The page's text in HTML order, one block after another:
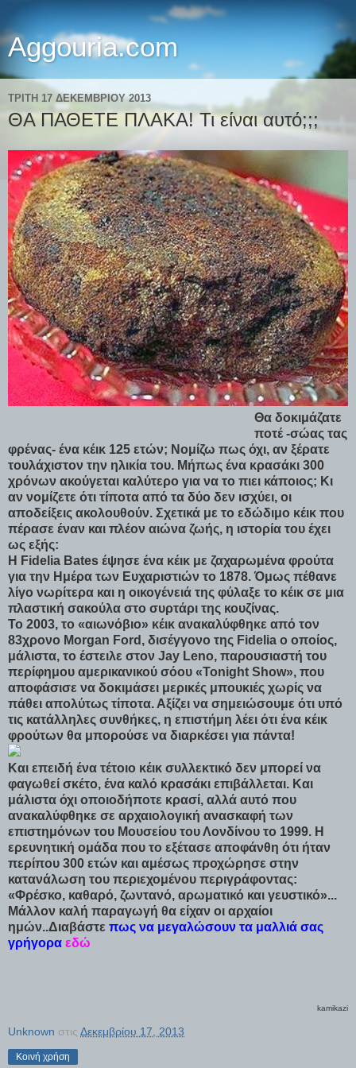
Aggouria.com
ΤΡΊΤΗ 17 ΔΕΚΕΜΒΡΊΟΥ 2013
ΘΑ ΠΑΘΕΤΕ ΠΛΑΚΑ! Τι είναι αυτό;;;
Θα δοκιμάζατε
ποτέ -σώας τας
φρένας- ένα κέικ 125 ετών; Νομίζω πως όχι, αν ξέρατε
τουλάχιστον την ηλικία του. Μήπως ένα κρασάκι 300
χρόνων ακούγεται καλύτερο για να το πιει κάποιος; Κι
αν νομίζετε ότι τίποτα από τα δύο δεν ισχύει, οι
αποδείξεις ακολουθούν. Σχετικά με το εδώδιμο κέικ που
πέρασε έναν και πλέον αιώνα ζωής, η ιστορία του έχει
ως εξής:
Η Fidelia Bates έψησε ένα κέικ με ζαχαρωμένα φρούτα
για την Ημέρα των Ευχαριστιών το 1878. Όμως πέθανε
λίγο νωρίτερα και η οικογένειά της φύλαξε το κέικ σε μια
πλαστική σακούλα στο συρτάρι της κουζίνας.
Το 2003, το «αιωνόβιο» κέικ ανακαλύφθηκε από τον
83χρονο Morgan Ford, δισέγγονο της Fidelia ο οποίος,
μάλιστα, το έστειλε στον Jay Leno, παρουσιαστή του
περίφημου αμερικανικού σόου «Tonight Show», που
αποφάσισε να δοκιμάσει μερικές μπουκιές χωρίς να
πάθει απολύτως τίποτα. Αξίζει να σημειώσουμε ότι υπό
τις κατάλληλες συνθήκες, η επιστήμη λέει ότι ένα κέικ
φρούτων θα μπορούσε να διαρκέσει για πάντα!
Και επειδή ένα τέτοιο κέικ συλλεκτικό δεν μπορεί να
φαγωθεί σκέτο, ένα καλό κρασάκι επιβάλλεται. Και
μάλιστα όχι οποιοδήποτε κρασί, αλλά αυτό που
ανακαλύφθηκε σε αρχαιολογική ανασκαφή των
επιστημόνων του Μουσείου του Λονδίνου το 1999. Η
ερευνητική ομάδα που το εξέτασε αποφάνθη ότι ήταν
περίπου 300 ετών και αμέσως προχώρησε στην
κατανάλωση του περιεχομένου περιγράφοντας:
«Φρέσκο, καθαρό, ζωντανό, αρωματικό και γευστικό»...
Μάλλον καλή παραγωγή θα είχαν οι αρχαίοι
ημών..Διαβάστε πως να μεγαλώσουν τα μαλλιά σας
γρήγορα εδώ
kamikazi
Unknown στις Δεκεμβρίου 17, 2013
Κοινή χρήση